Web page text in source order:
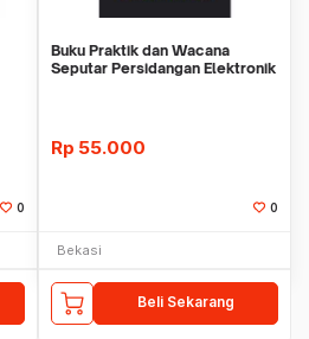
0
Buku Praktik dan Wacana
Seputar Persidangan Elektronik
Rp 55.000
0
Bekasi
Beli Sekarang